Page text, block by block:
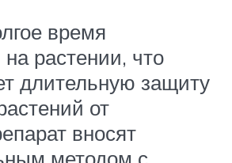
время
на растении, что
длительную защиту
от
вносят